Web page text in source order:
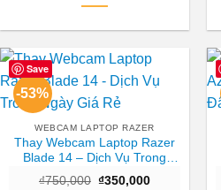
Save
-53%
WEBCAM LAPTOP RAZER
Thay Webcam Laptop Razer
Blade 14 – Dịch Vụ Trong
₫750,000 Giá
₫350,000Giá